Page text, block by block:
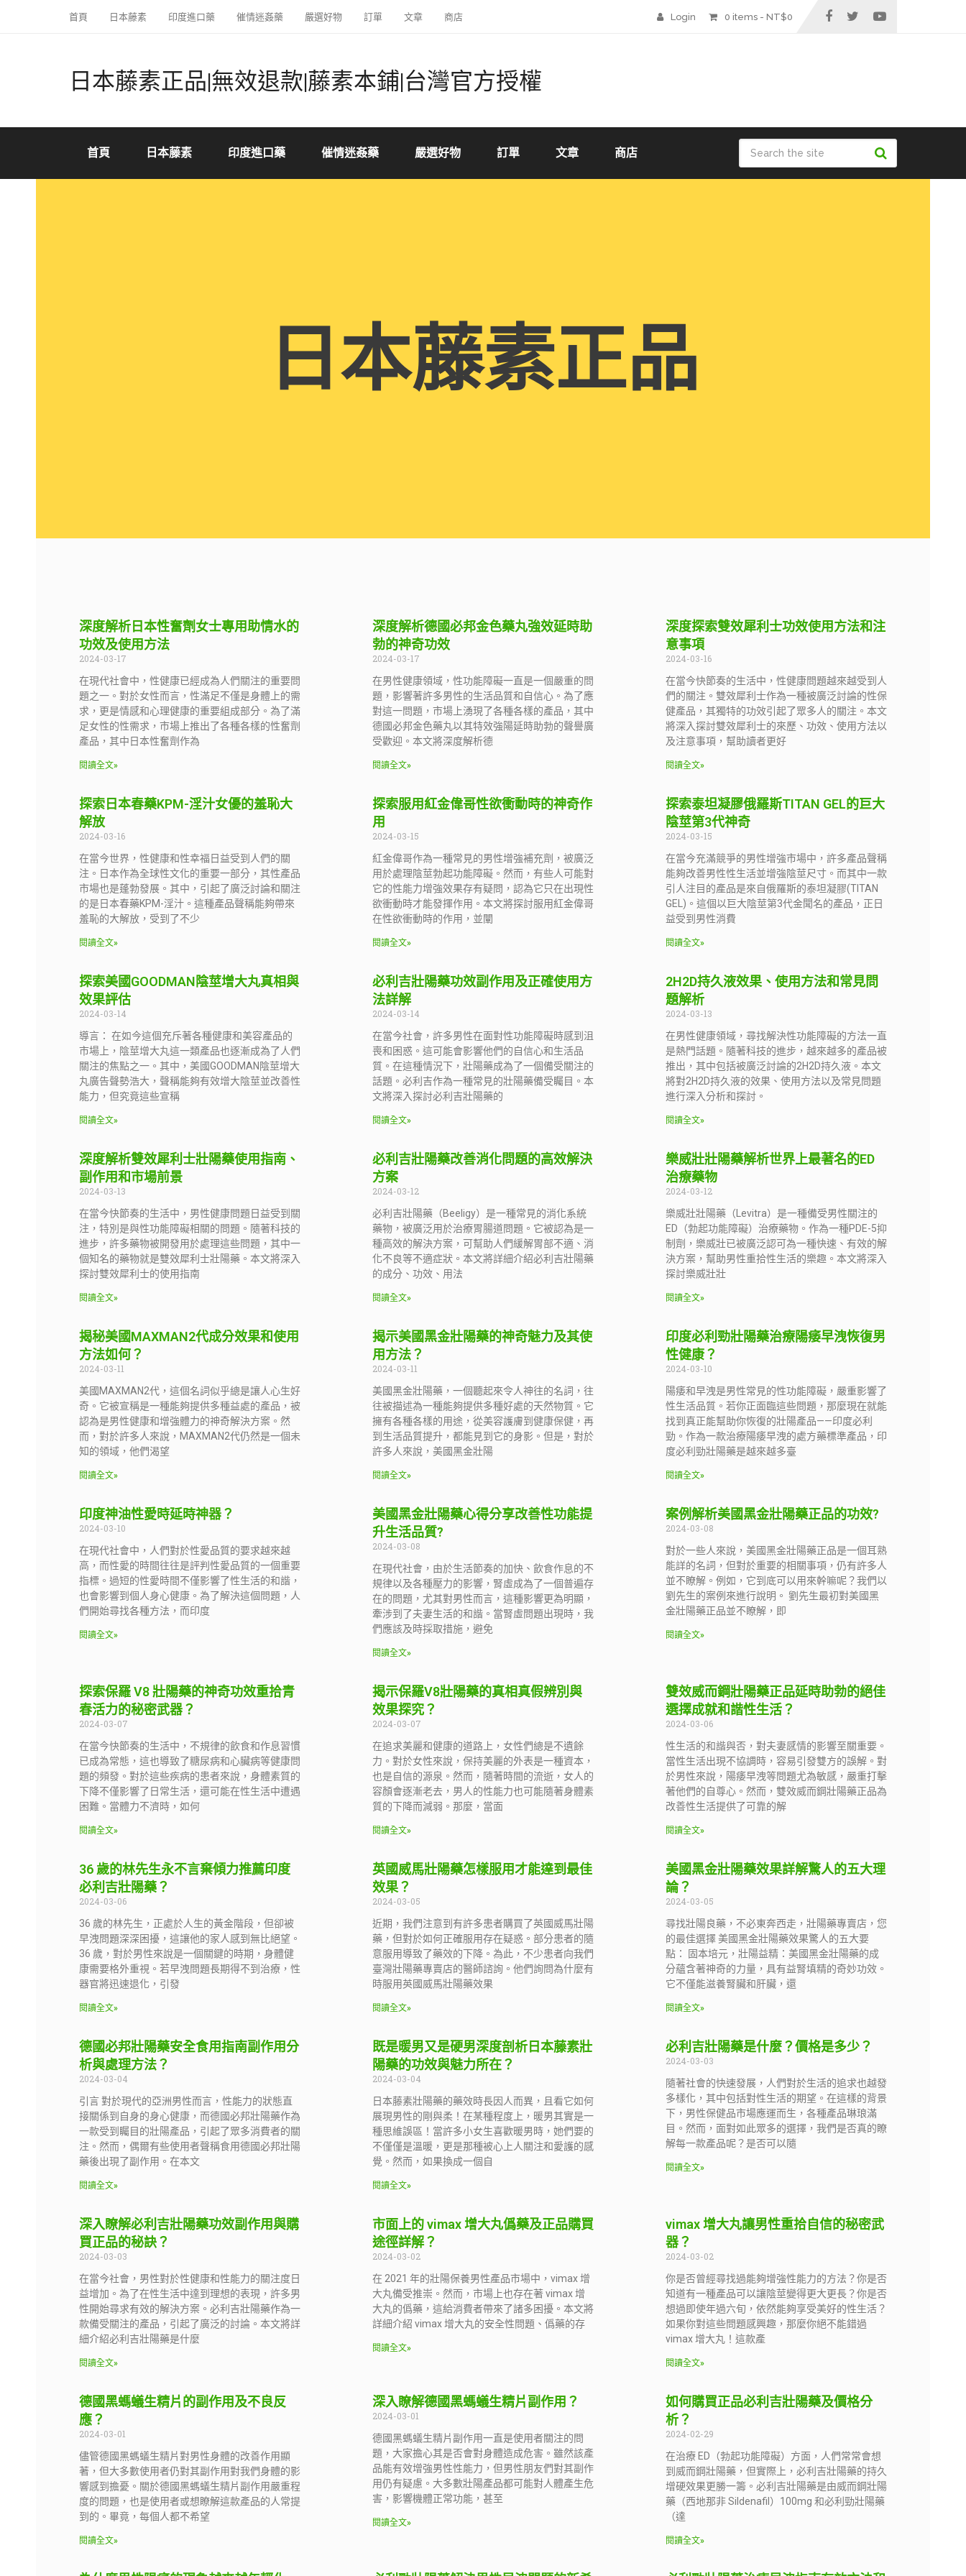
首頁 日本藤素 印度進口藥 催情迷姦藥 嚴選好物 訂單 文章 商店 Login 0 items - NT$0
日本藤素正品|無效退款|藤素本鋪|台灣官方授權
首頁 日本藤素 印度進口藥 催情迷姦藥 嚴選好物 訂單 文章 商店
日本藤素正品
深度解析日本性奮劑女士專用助情水的
功效及使用方法
2024-03-17
在現代社會中，性健康已經成為人們關注的重要問
題之一。對於女性而言，性滿足不僅是身體上的需
求，更是情感和心理健康的重要組成部分。為了滿
足女性的性需求，市場上推出了各種各樣的性奮劑
產品，其中日本性奮劑作為
閱讀全文»
深度解析德國必邦金色藥丸強效延時助
勃的神奇功效
2024-03-17
在男性健康領域，性功能障礙一直是一個嚴重的問
題，影響著許多男性的生活品質和自信心。為了應
對這一問題，市場上湧現了各種各樣的產品，其中
德國必邦金色藥丸以其特效強陽延時助勃的聲譽廣
受歡迎。本文將深度解析德
閱讀全文»
深度探索雙效犀利士功效使用方法和注
意事項
2024-03-16
在當今快節奏的生活中，性健康問題越來越受到人
們的關注。雙效犀利士作為一種被廣泛討論的性保
健產品，其獨特的功效引起了眾多人的關注。本文
將深入探討雙效犀利士的來歷、功效、使用方法以
及注意事項，幫助讀者更好
閱讀全文»
探索日本春藥KPM-淫汁女優的羞恥大
解放
2024-03-16
在當今世界，性健康和性幸福日益受到人們的關
注。日本作為全球性文化的重要一部分，其性產品
市場也是蓬勃發展。其中，引起了廣泛討論和關注
的是日本春藥KPM-淫汁。這種產品聲稱能夠帶來
羞恥的大解放，受到了不少
閱讀全文»
探索服用紅金偉哥性欲衝動時的神奇作
用
2024-03-15
紅金偉哥作為一種常見的男性增強補充劑，被廣泛
用於處理陰莖勃起功能障礙。然而，有些人可能對
它的性能力增強效果存有疑問，認為它只在出現性
欲衝動時才能發揮作用。本文將探討服用紅金偉哥
在性欲衝動時的作用，並闡
閱讀全文»
探索泰坦凝膠俄羅斯TITAN GEL的巨大
陰莖第3代神奇
2024-03-15
在當今充滿競爭的男性增強市場中，許多產品聲稱
能夠改善男性性生活並增強陰莖尺寸。而其中一款
引人注目的產品是來自俄羅斯的泰坦凝膠(TITAN
GEL)。這個以巨大陰莖第3代金聞名的產品，正日
益受到男性消費
閱讀全文»
探索美國GOODMAN陰莖增大丸真相與
效果評估
2024-03-14
導言： 在如今這個充斥著各種健康和美容產品的
市場上，陰莖增大丸這一類產品也逐漸成為了人們
關注的焦點之一。其中，美國GOODMAN陰莖增大
丸廣告聲勢浩大，聲稱能夠有效增大陰莖並改善性
能力，但究竟這些宣稱
閱讀全文»
必利吉壯陽藥功效副作用及正確使用方
法詳解
2024-03-14
在當今社會，許多男性在面對性功能障礙時感到沮
喪和困惑。這可能會影響他們的自信心和生活品
質。在這種情況下，壯陽藥成為了一個備受關注的
話題。必利吉作為一種常見的壯陽藥備受矚目。本
文將深入探討必利吉壯陽藥的
閱讀全文»
2H2D持久液效果、使用方法和常見問
題解析
2024-03-13
在男性健康領域，尋找解決性功能障礙的方法一直
是熱門話題。隨著科技的進步，越來越多的產品被
推出，其中包括被廣泛討論的2H2D持久液。本文
將對2H2D持久液的效果、使用方法以及常見問題
進行深入分析和探討。
閱讀全文»
深度解析雙效犀利士壯陽藥使用指南、
副作用和市場前景
2024-03-13
在當今快節奏的生活中，男性健康問題日益受到關
注，特別是與性功能障礙相關的問題。隨著科技的
進步，許多藥物被開發用於處理這些問題，其中一
個知名的藥物就是雙效犀利士壯陽藥。本文將深入
探討雙效犀利士的使用指南
閱讀全文»
必利吉壯陽藥改善消化問題的高效解決
方案
2024-03-12
必利吉壯陽藥（Beeligy）是一種常見的消化系統
藥物，被廣泛用於治療胃腸道問題。它被認為是一
種高效的解決方案，可幫助人們緩解胃部不適、消
化不良等不適症狀。本文將詳細介紹必利吉壯陽藥
的成分、功效、用法
閱讀全文»
樂威壯壯陽藥解析世界上最著名的ED
治療藥物
2024-03-12
樂威壯壯陽藥（Levitra）是一種備受男性關注的
ED（勃起功能障礙）治療藥物。作為一種PDE-5抑
制劑，樂威壯已被廣泛認可為一種快速、有效的解
決方案，幫助男性重拾性生活的樂趣。本文將深入
探討樂威壯壯
閱讀全文»
揭秘美國MAXMAN2代成分效果和使用
方法如何？
2024-03-11
美國MAXMAN2代，這個名詞似乎總是讓人心生好
奇。它被宣稱是一種能夠提供多種益處的產品，被
認為是男性健康和增強體力的神奇解決方案。然
而，對於許多人來說，MAXMAN2代仍然是一個未
知的領域，他們渴望
閱讀全文»
揭示美國黑金壯陽藥的神奇魅力及其使
用方法？
2024-03-11
美國黑金壯陽藥，一個聽起來令人神往的名詞，往
往被描述為一種能夠提供多種好處的天然物質。它
擁有各種各樣的用途，從美容護膚到健康保健，再
到生活品質提升，都能見到它的身影。但是，對於
許多人來說，美國黑金壯陽
閱讀全文»
印度必利勁壯陽藥治療陽痿早洩恢復男
性健康？
2024-03-10
陽痿和早洩是男性常見的性功能障礙，嚴重影響了
性生活品質。若你正面臨這些問題，那麼現在就能
找到真正能幫助你恢復的壯陽產品——印度必利
勁。作為一款治療陽痿早洩的處方藥標準產品，印
度必利勁壯陽藥是越來越多臺
閱讀全文»
印度神油性愛時延時神器？
2024-03-10
在現代社會中，人們對於性愛品質的要求越來越
高，而性愛的時間往往是評判性愛品質的一個重要
指標。過短的性愛時間不僅影響了性生活的和諧，
也會影響到個人身心健康。為了解決這個問題，人
們開始尋找各種方法，而印度
閱讀全文»
美國黑金壯陽藥心得分享改善性功能提
升生活品質?
2024-03-08
在現代社會，由於生活節奏的加快、飲食作息的不
規律以及各種壓力的影響，腎虛成為了一個普遍存
在的問題，尤其對男性而言，這種影響更為明顯，
牽涉到了夫妻生活的和諧。當腎虛問題出現時，我
們應該及時採取措施，避免
閱讀全文»
案例解析美國黑金壯陽藥正品的功效?
2024-03-08
對於一些人來說，美國黑金壯陽藥正品是一個耳熟
能詳的名詞，但對於重要的相關事項，仍有許多人
並不瞭解。例如，它到底可以用來幹嘛呢？我們以
劉先生的案例來進行說明。 劉先生最初對美國黑
金壯陽藥正品並不瞭解，即
閱讀全文»
探索保羅 V8 壯陽藥的神奇功效重拾青
春活力的秘密武器？
2024-03-07
在當今快節奏的生活中，不規律的飲食和作息習慣
已成為常態，這也導致了糖尿病和心臟病等健康問
題的頻發。對於這些疾病的患者來說，身體素質的
下降不僅影響了日常生活，還可能在性生活中遭遇
困難。當體力不濟時，如何
閱讀全文»
揭示保羅V8壯陽藥的真相真假辨別與
效果探究？
2024-03-07
在追求美麗和健康的道路上，女性們總是不遺餘
力。對於女性來說，保持美麗的外表是一種資本，
也是自信的源泉。然而，隨著時間的流逝，女人的
容顏會逐漸老去，男人的性能力也可能隨著身體素
質的下降而減弱。那麼，當面
閱讀全文»
雙效威而鋼壯陽藥正品延時助勃的絕佳
選擇成就和諧性生活？
2024-03-06
性生活的和諧與否，對夫妻感情的影響至關重要。
當性生活出現不協調時，容易引發雙方的誤解。對
於男性來說，陽痿早洩等問題尤為敏感，嚴重打擊
著他們的自尊心。然而，雙效威而鋼壯陽藥正品為
改善性生活提供了可靠的解
閱讀全文»
36 歲的林先生永不言棄傾力推薦印度
必利吉壯陽藥？
2024-03-06
36 歲的林先生，正處於人生的黃金階段，但卻被
早洩問題深深困擾，這讓他的家人感到無比絕望。
36 歲，對於男性來說是一個關鍵的時期，身體健
康需要格外重視。若早洩問題長期得不到治療，性
器官將迅速退化，引發
閱讀全文»
英國威馬壯陽藥怎樣服用才能達到最佳
效果？
2024-03-05
近期，我們注意到有許多患者購買了英國威馬壯陽
藥，但對於如何正確服用存在疑惑。部分患者的隨
意服用導致了藥效的下降。為此，不少患者向我們
臺灣壯陽藥專賣店的醫師諮詢。他們詢問為什麼有
時服用英國威馬壯陽藥效果
閱讀全文»
美國黑金壯陽藥效果詳解驚人的五大理
論？
2024-03-05
尋找壯陽良藥，不必東奔西走，壯陽藥專賣店，您
的最佳選擇 美國黑金壯陽藥效果驚人的五大要
點： 固本培元，壯陽益精：美國黑金壯陽藥的成
分蘊含著神奇的力量，具有益腎填精的奇妙功效。
它不僅能滋養腎臟和肝臟，還
閱讀全文»
德國必邦壯陽藥安全食用指南副作用分
析與處理方法？
2024-03-04
引言 對於現代的亞洲男性而言，性能力的狀態直
接關係到自身的身心健康，而德國必邦壯陽藥作為
一款受到矚目的壯陽產品，引起了眾多消費者的關
注。然而，偶爾有些使用者聲稱食用德國必邦壯陽
藥後出現了副作用。在本文
閱讀全文»
既是暖男又是硬男深度剖析日本藤素壯
陽藥的功效與魅力所在？
2024-03-04
日本藤素壯陽藥的藥效時長因人而異，且看它如何
展現男性的剛與柔！在某種程度上，暖男其實是一
種思維誤區！當許多小女生喜歡暖男時，她們要的
不僅僅是溫暖，更是那種被心上人關注和愛護的感
覺。然而，如果換成一個自
閱讀全文»
必利吉壯陽藥是什麼？價格是多少？
2024-03-03
隨著社會的快速發展，人們對於生活的追求也越發
多樣化，其中包括對性生活的期望。在這樣的背景
下，男性保健品市場應運而生，各種產品琳琅滿
目。然而，面對如此眾多的選擇，我們是否真的瞭
解每一款產品呢？是否可以隨
閱讀全文»
深入瞭解必利吉壯陽藥功效副作用與購
買正品的秘訣？
2024-03-03
在當今社會，男性對於性健康和性能力的關注度日
益增加。為了在性生活中達到理想的表現，許多男
性開始尋求有效的解決方案。必利吉壯陽藥作為一
款備受關注的產品，引起了廣泛的討論。本文將詳
細介紹必利吉壯陽藥是什麼
閱讀全文»
市面上的 vimax 增大丸僞藥及正品購買
途徑詳解？
2024-03-02
在 2021 年的壯陽保養男性產品市場中，vimax 增
大丸備受推崇。然而，市場上也存在著 vimax 增
大丸的僞藥，這給消費者帶來了諸多困擾。本文將
詳細介紹 vimax 增大丸的安全性問題、僞藥的存
閱讀全文»
vimax 增大丸讓男性重拾自信的秘密武
器？
2024-03-02
你是否曾經尋找過能夠增強性能力的方法？你是否
知道有一種產品可以讓陰莖變得更大更長？你是否
想過即使年過六旬，依然能夠享受美好的性生活？
如果你對這些問題感興趣，那麼你絕不能錯過
vimax 增大丸！這款產
閱讀全文»
德國黑螞蟻生精片的副作用及不良反
應？
2024-03-01
儘管德國黑螞蟻生精片對男性身體的改善作用顯
著，但大多數使用者仍對其副作用對我們身體的影
響感到擔憂。關於德國黑螞蟻生精片副作用嚴重程
度的問題，也是使用者或想瞭解這款產品的人常提
到的。畢竟，每個人都不希望
閱讀全文»
深入瞭解德國黑螞蟻生精片副作用？
2024-03-01
德國黑螞蟻生精片副作用一直是使用者關注的問
題，大家擔心其是否會對身體造成危害。雖然該產
品能有效增強男性性能力，但男性朋友們對其副作
用仍有疑慮。大多數壯陽產品都可能對人體產生危
害，影響機體正常功能，甚至
閱讀全文»
如何購買正品必利吉壯陽藥及價格分
析？
2024-02-29
在治療 ED（勃起功能障礙）方面，人們常常會想
到威而鋼壯陽藥，但實際上，必利吉壯陽藥的持久
增硬效果更勝一籌。必利吉壯陽藥是由威而鋼壯陽
藥（西地那非 Sildenafil）100mg 和必利勁壯陽藥
（達
閱讀全文»